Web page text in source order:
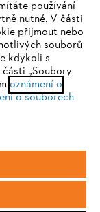
Cookies
Für
wir Ihnen, zu
používání
nutné. V části
přijmout nebo
souborů
kdykoli s
„Soubory
oznámení o
o souborech